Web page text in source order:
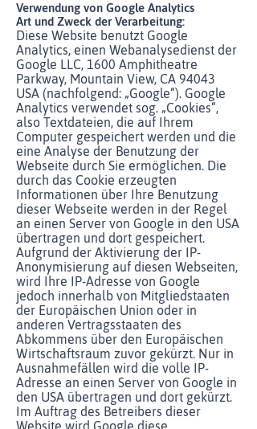
Verwendung von Google Analytics
Art und Zweck der Verarbeitung:
Diese Website benutzt Google
Analytics, einen Webanalysedienst der
Google LLC, 1600 Amphitheatre
Parkway, Mountain View, CA 94043
USA (nachfolgend: „Google“). Google
Analytics verwendet sog. „Cookies“,
also Textdateien, die auf Ihrem
Computer gespeichert werden und die
eine Analyse der Benutzung der
Webseite durch Sie ermöglichen. Die
durch das Cookie erzeugten
Informationen über Ihre Benutzung
dieser Webseite werden in der Regel
an einen Server von Google in den USA
übertragen und dort gespeichert.
Aufgrund der Aktivierung der IP-
Anonymisierung auf diesen Webseiten,
wird Ihre IP-Adresse von Google
jedoch innerhalb von Mitgliedstaaten
der Europäischen Union oder in
anderen Vertragsstaaten des
Abkommens über den Europäischen
Wirtschaftsraum zuvor gekürzt. Nur in
Ausnahmefällen wird die volle IP-
Adresse an einen Server von Google in
den USA übertragen und dort gekürzt.
Im Auftrag des Betreibers dieser
Website wird Google diese